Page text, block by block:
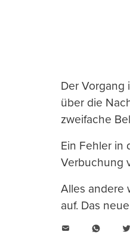
Der Vorgang
über die
zweifache
Ein Fehler in
Verbuchung
Alles andere
auf. Das